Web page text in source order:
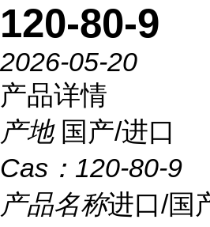
120-80-9
2026-05-20
产品详情
产地 国产/进口
Cas： 120-80-9
产品名称进口/国